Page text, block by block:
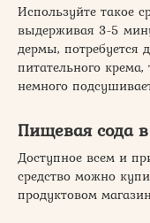
Используйте такое
выдерживая 3-5
дермы, потребуется
питательного
немного
Пищевая сода
Доступное всем и
средство можно
продуктовом